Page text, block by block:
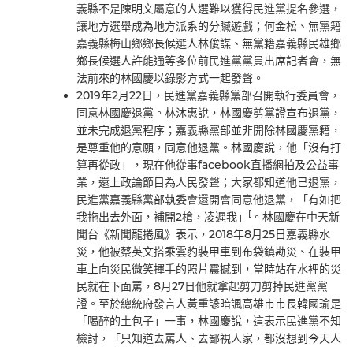
義縣不是陳明文屬意的人選難以獲得民進黨提名參選，
讓地方選舉成為地方派系的分贓遊戲；何金松、無黨籍
嘉義縣梅山鄉鄉長候選人林俊謀、無黨籍嘉義縣民雄鄉
鄉長候選人許能通等多位前民進黨黨員出席記者會，無
法前來的林國慶以錄影方式一起發聲。
2019年2月22日，民進黨嘉義縣黨部召開執行委員會，
同意林國慶退黨。林沐惠說，林國慶剪黨證宣布退黨，
並未完成退黨程序；嘉義縣黨部並非開除林國慶黨籍，
是尊重他的意願，同意他退黨。林國慶說，他「沒有打
算再從政」，現在他從事facebook直播網拍及公益事
業，還上政論節目為人民發聲；大家都知道他已退黨，
民進黨嘉義縣黨部執委會還開會同意他退黨，「有如把
我拖出去外面，補開2槍，凌遲我」
[ 。林國慶在中天新
聞台《新聞龍捲風》表示，2018年8月25日嘉義縣水
災，他被蔡英文搭乘雲豹裝甲車到布袋鎮勘災、在裝甲
車上向災民微笑揮手的照片震撼到，當時站在水裡的災
民就在下面罵，8月27日他就拿起剪刀剪掉民進黨黨
證。至於總統府發言人黃重諺暗諷高雄市市長韓國瑜是
「喝醉的土包子」一事，林國慶說，這表示民進黨不知
檢討，「只知道去罵人、去鄙視人家，都沒想到今天人